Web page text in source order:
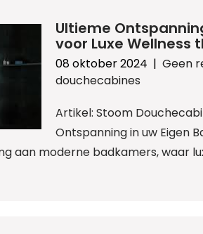
Ultieme
voor Luxe Wellness
08 oktober 2024 |Geen
douchecabines
Artikel: Stoom
Ontspanning in uw Eigen
aan moderne badkamers, waar